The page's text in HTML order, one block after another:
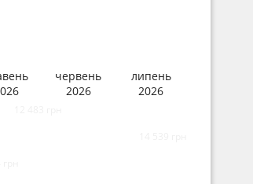
червень
2026
липень
2026